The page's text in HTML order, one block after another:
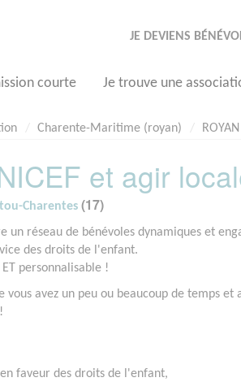
JE DEVIENS
courte Je trouve une
Charente-Maritime (royan) ROYAN
et agir
Charentes (17)
un réseau de bénévoles dynamiques et
des droits de l'enfant.
personnalisable !
vous avez un peu ou beaucoup de temps
faveur des droits de l'enfant,